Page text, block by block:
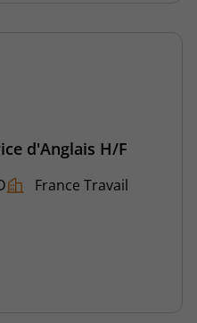
d'Anglais H/F
France Travail